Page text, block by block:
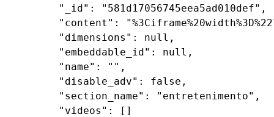
        "_id": "581d17056745eea5ad010def",
"content":
        "dimensions": null,
        "embeddable_id": null,
        "name": "",
        "disable_adv": false,
        "section_name": "entretenimento",
        "videos": []